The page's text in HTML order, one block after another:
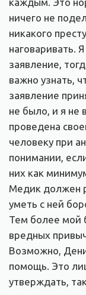
ничего не
никакого
наговаривать.
заявление,
важно узнать,
заявление
не было, и я не
проведена
человеку при
понимании,
них как
Медик должен
уметь с ней
Тем более мой
вредных
Возможно,
помощь. Это
утверждать,